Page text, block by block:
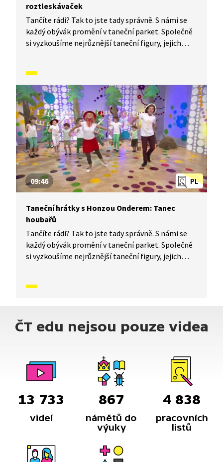
roztleskávaček
Tančíte rádi? Tak to jste tady správně. S námi se
každý obývák promění v taneční parket. Společně
si vyzkoušíme nejrůznější taneční figury, jejich
vás inspirovali a udělali z vás krále či královnu
každého tanečního parketu. Dneska si ukážeme,
jak to vypadá, když se tančí Tanec roztleskávaček.
PL
09:46
Taneční hrátky s Honzou Onderem: Tanec
houbařů
Tančíte rádi? Tak to jste tady správně. S námi se
každý obývák promění v taneční parket. Společně
si vyzkoušíme nejrůznější taneční figury, jejich
vás inspirovali a udělali z vás krále či královnu
ČT edu nejsou pouze videa
13 733
videí
867
námětů do
výuky
4 838
pracovních
listů